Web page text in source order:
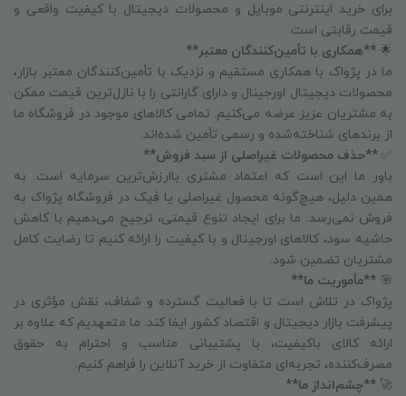
برای خرید اینترنتی موبایل و محصولات دیجیتال با کیفیت واقعی و
قیمت رقابتی است.
🌟 **همکاری با تأمین‌کنندگان معتبر**
ما در پژواک با همکاری مستقیم و نزدیک با تأمین‌کنندگان معتبر بازار،
محصولات دیجیتال اورجینال و دارای گارانتی را با نازل‌ترین قیمت ممکن
به مشتریان عزیز عرضه می‌کنیم. تمامی کالاهای موجود در فروشگاه ما
از برندهای شناخته‌شده و رسمی تأمین شده‌اند.
✅ **حذف محصولات غیراصلی از سبد فروش**
باور ما این است که اعتماد مشتری باارزش‌ترین سرمایه است. به
همین دلیل، هیچ‌گونه محصول غیراصلی یا فیک در فروشگاه پژواک به
فروش نمی‌رسد. ما برای ایجاد تنوع قیمتی، ترجیح می‌دهیم با کاهش
حاشیه سود، کالاهای اورجینال و با کیفیت را ارائه کنیم تا رضایت کامل
مشتریان تضمین شود.
🎯 **مأموریت ما**
پژواک در تلاش است تا با فعالیت گسترده و شفاف، نقش مؤثری در
پیشرفت بازار دیجیتال و اقتصاد کشور ایفا کند. ما متعهدیم که علاوه بر
ارائه کالای باکیفیت، با پشتیبانی مناسب و احترام به حقوق
مصرف‌کننده، تجربه‌ای متفاوت از خرید آنلاین را فراهم کنیم.
🚀 **چشم‌انداز ما**